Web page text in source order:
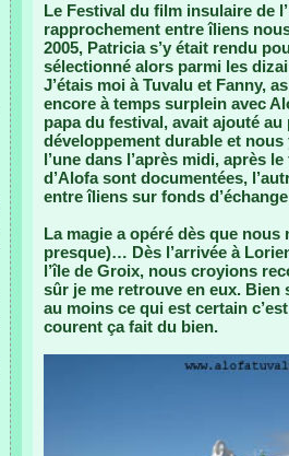
Le Festival du film insulaire de
rapprochement entre îliens
2005, Patricia s’y était rendu
sélectionné alors parmi les
J’étais moi à Tuvalu et Fanny,
encore à temps surplein avec
papa du festival, avait ajouté
développement durable et
l’une dans l’après midi, après
d’Alofa sont documentées,
entre îliens sur fonds
La magie a opéré dès que
presque)… Dès l’arrivée à
l’île de Groix, nous croyions
sûr je me retrouve en eux. Bien
au moins ce qui est certain
courent ça fait du bien.